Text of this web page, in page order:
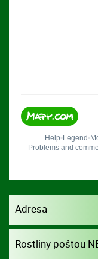
Adresa
Rostliny poštou